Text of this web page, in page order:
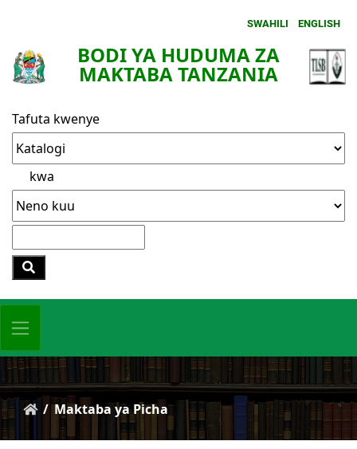
ENGLISH
SWAHILI
BODI YA HUDUMA ZA
MAKTABA TANZANIA
Tafuta kwenye
kwa
Maktaba ya Picha